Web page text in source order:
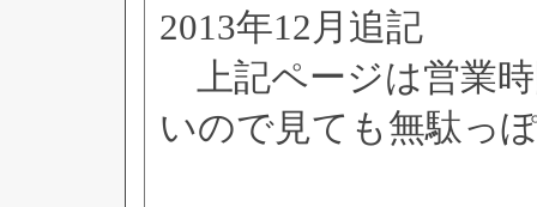
2013年12月追記
上記ページは営業
いので見ても無駄っ